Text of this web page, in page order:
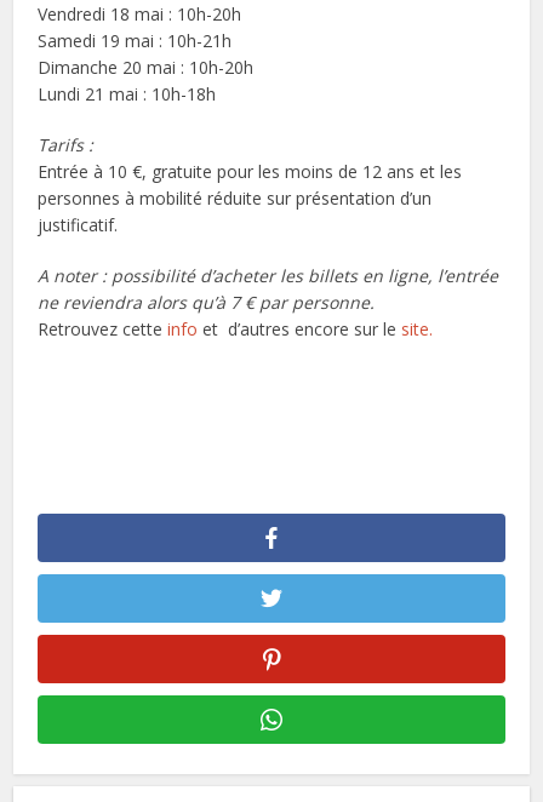
Vendredi 18 mai : 10h-20h
Samedi 19 mai : 10h-21h
Dimanche 20 mai : 10h-20h
Lundi 21 mai : 10h-18h
Tarifs :
Entrée à 10 €, gratuite pour les moins de 12 ans et les
personnes à mobilité réduite sur présentation d’un
justificatif.
A noter : possibilité d’acheter les billets en ligne, l’entrée
ne reviendra alors qu’à 7 € par personne.
Retrouvez cetteinfo et d’autres encore sur le site.